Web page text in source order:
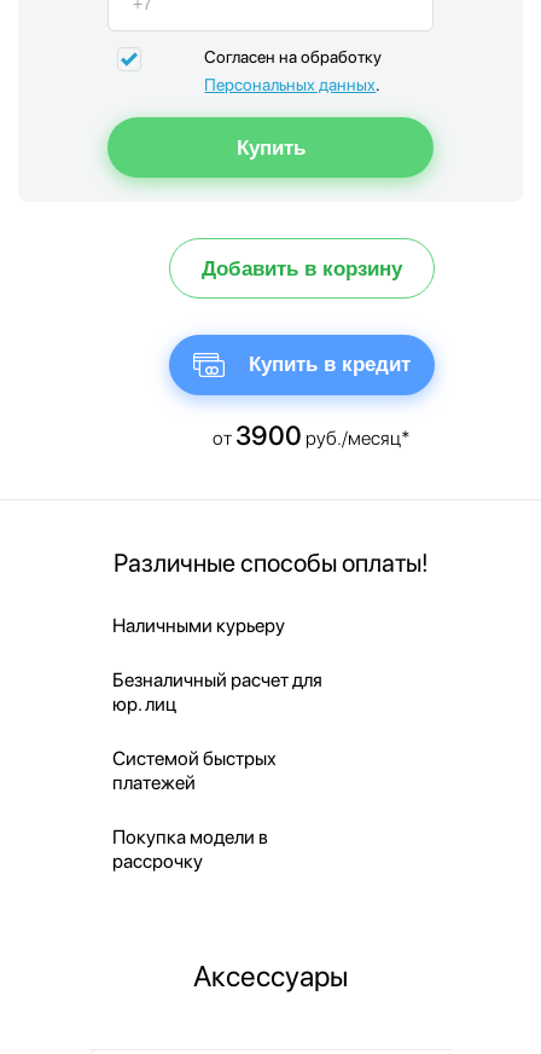
Согласен на обработку
Персональных данных.
Добавить в корзину
Купить в кредит
от 3900 руб./месяц*
Различные способы оплаты!
Наличными курьеру
Безналичный расчет для
юр. лиц
Системой быстрых
платежей
Покупка модели в
рассрочку
Аксессуары